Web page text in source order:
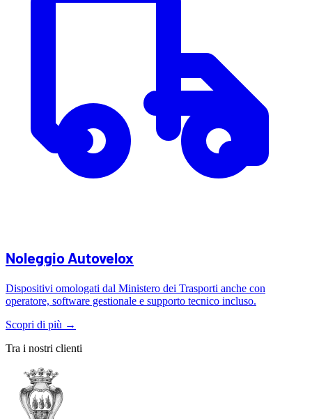
Noleggio Autovelox
Dispositivi omologati dal Ministero dei Trasporti anche con
operatore, software gestionale e supporto tecnico incluso.
Scopri di più →
Tra i nostri clienti